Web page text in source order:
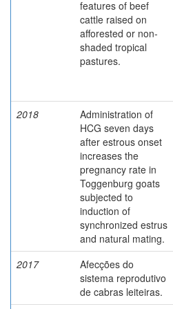
features of beef
cattle raised on
afforested or non‐
shaded tropical
pastures.
2018
Administration of
HCG seven days
after estrous onset
increases the
pregnancy rate in
Toggenburg goats
subjected to
induction of
synchronized estrus
and natural mating.
2017
Afecções do
sistema reprodutivo
de cabras leiteiras.